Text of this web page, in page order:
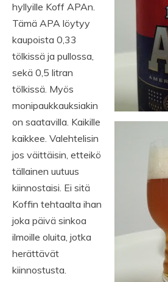
hyllyille Koff APAn.
Tämä APA löytyy
kaupoista 0,33
tölkissä ja pullossa,
sekä 0,5 litran
tölkissä. Myös
monipaukkauksiakin
on saatavilla. Kaikille
kaikkee. Valehtelisin
jos väittäisin, etteikö
tällainen uutuus
kiinnostaisi. Ei sitä
Koffin tehtaalta ihan
joka päivä sinkoa
ilmoille oluita, jotka
herättävät
kiinnostusta.